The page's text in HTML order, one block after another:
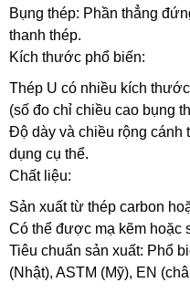
Bụng thép: Phần thẳng
thanh thép.
Kích thước phổ biến:
Thép U có nhiều kích
(số đo chỉ chiều cao bụng
Độ dày và chiều rộng cánh
dụng cụ thể.
Chất liệu:
Sản xuất từ thép carbon
Có thể được mạ kẽm hoặc
Tiêu chuẩn sản xuất: Phổ
(Nhật), ASTM (Mỹ), EN